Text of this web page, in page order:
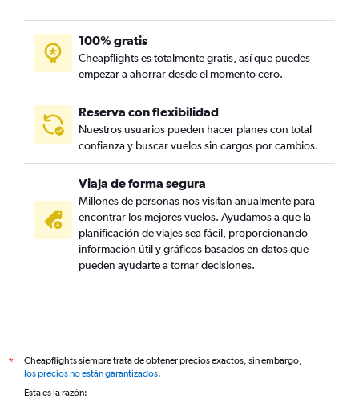
100% gratis
Cheapflights es totalmente gratis, así que puedes
empezar a ahorrar desde el momento cero.
Reserva con flexibilidad
Nuestros usuarios pueden hacer planes con total
confianza y buscar vuelos sin cargos por cambios.
Viaja de forma segura
Millones de personas nos visitan anualmente para
encontrar los mejores vuelos. Ayudamos a que la
planificación de viajes sea fácil, proporcionando
información útil y gráficos basados en datos que
pueden ayudarte a tomar decisiones.
*
Cheapflights siempre trata de obtener precios exactos, sin embargo,
los precios no están garantizados.
Esta es la razón: